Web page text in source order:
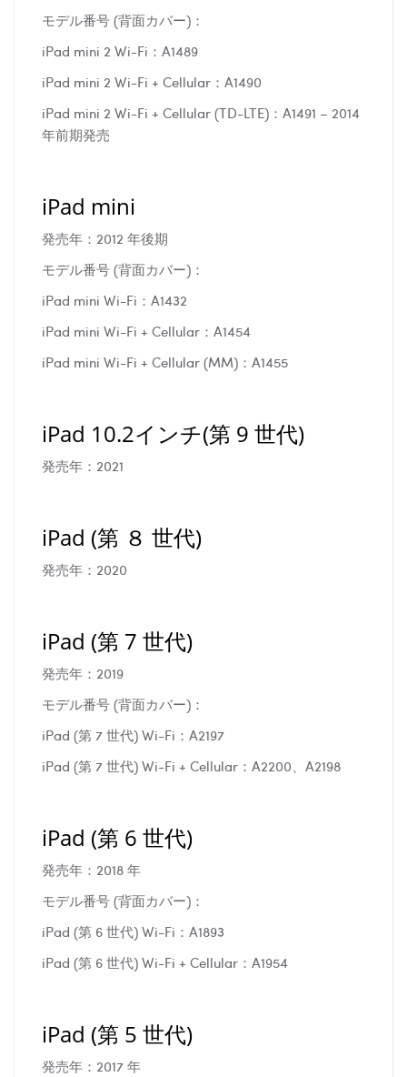
モデル番号 (背面カバー)：
iPad mini 2 Wi-Fi：A1489
iPad mini 2 Wi-Fi + Cellular：A1490
iPad mini 2 Wi-Fi + Cellular (TD-LTE)：A1491 – 2014
年前期発売
iPad mini
発売年：2012 年後期
モデル番号 (背面カバー)：
iPad mini Wi-Fi：A1432
iPad mini Wi-Fi + Cellular：A1454
iPad mini Wi-Fi + Cellular (MM)：A1455
iPad 10.2インチ(第 9 世代)
発売年：2021
iPad (第 ８ 世代)
発売年：2020
iPad (第 7 世代)
発売年：2019
モデル番号 (背面カバー)：
iPad (第 7 世代) Wi-Fi：A2197
iPad (第 7 世代) Wi-Fi + Cellular：A2200、A2198
iPad (第 6 世代)
発売年：2018 年
モデル番号 (背面カバー)：
iPad (第 6 世代) Wi-Fi：A1893
iPad (第 6 世代) Wi-Fi + Cellular：A1954
iPad (第 5 世代)
発売年：2017 年